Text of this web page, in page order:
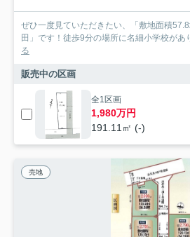
ぜひ一度見ていただきたい、「敷地面積
田」です！徒歩9分の場所に名細小学校があ
る
販売中の区画
全1区画
1,980万円
191.11㎡ (-)
売地